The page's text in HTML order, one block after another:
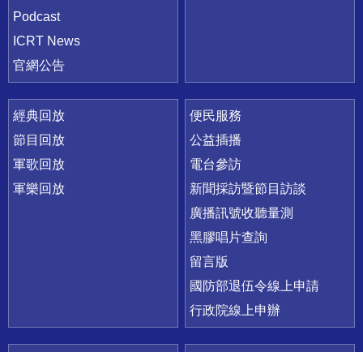
Podcast
ICRT News
官網公告
經典回放
節目回放
軍歌回放
軍樂回放
便民服務
公益插播
電台參訪
新聞採訪暨節目訪談
廣播訊號收聽量測
黑膠唱片查詢
留言版
國防部退伍令線上申請
行政院線上申辦